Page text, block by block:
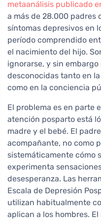
metaanálisis publicado
a más de 28.000 padres
síntomas depresivos en
período comprendido
el nacimiento del hijo.
ignorarse, y sin
desconocidas tanto en
como en la conciencia
El problema es en parte
atención posparto está
madre y el bebé. El
acompañante, no como
sistemáticamente cómo
experimenta
desesperanza. Las
Escala de Depresión
utilizan habitualmente
aplican a los hombres.